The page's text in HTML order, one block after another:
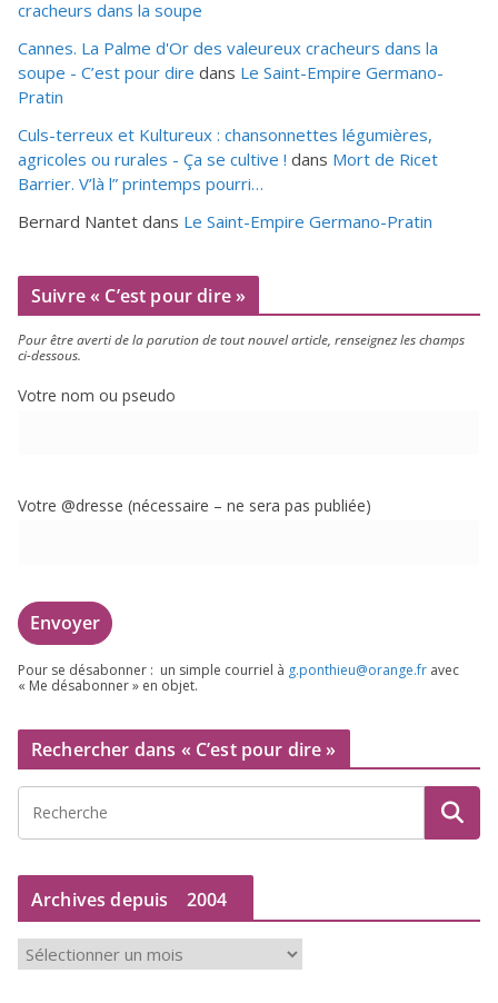
cracheurs dans la soupe
Cannes. La Palme d'Or des valeureux cracheurs dans la
soupe - C’est pour dire dans Le Saint-Empire Germano-
Pratin
Culs-terreux et Kultureux : chansonnettes légumières,
agricoles ou rurales - Ça se cultive ! dans Mort de Ricet
Barrier. V’là l” printemps pourri…
Bernard Nantet dans Le Saint-Empire Germano-Pratin
Suivre « C’est pour dire »
Pour être aver­ti de la paru­tion de tout nou­vel article, ren­sei­gnez les champs
ci-dessous.
Votre nom ou pseudo
Votre @dresse (néces­saire – ne sera pas publiée)
Pour se désa­bon­ner : un simple cour­riel à g.​ponthieu@​orange.​fr avec
« Me désa­bon­ner » en objet.
Rechercher dans « C’est pour dire »
Archives depuis 2004